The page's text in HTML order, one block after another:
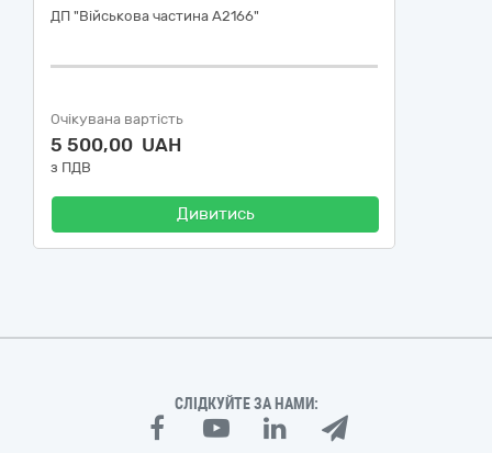
ДП "Військова частина А2166"
Очікувана вартість
5 500,00 UAH
з ПДВ
Дивитись
СЛІДКУЙТЕ ЗА НАМИ: